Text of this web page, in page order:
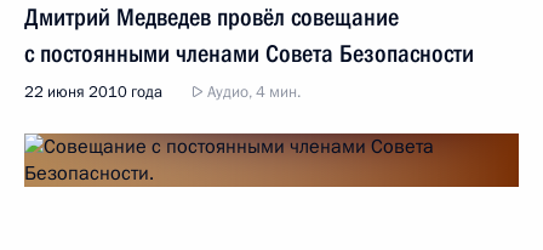
Дмитрий Медведев провёл совещание
с постоянными членами Совета Безопасности
22 июня 2010 года Аудио, 4 мин.